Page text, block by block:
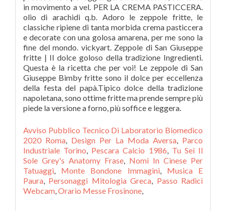
Avviso Pubblico Tecnico Di Laboratorio Biomedico
2020 Roma, Design Per La Moda Aversa, Parco
Industriale Torino, Pescara Calcio 1986, Tu Sei Il
Sole Grey's Anatomy Frase, Nomi In Cinese Per
Tatuaggi, Monte Bondone Immagini, Musica E
Paura, Personaggi Mitologia Greca, Passo Radici
Webcam,Orario Messe Frosinone,